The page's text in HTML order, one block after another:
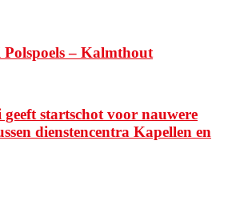
– Kalmthout
startschot voor nauwere
dienstencentra Kapellen en